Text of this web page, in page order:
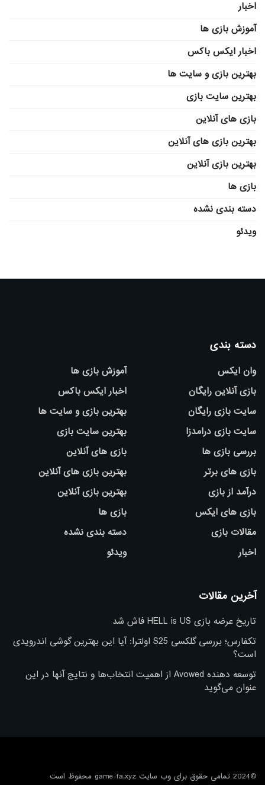
اخبار
آموزش بازی ها
اخبار ایکس باکس
بهترین بازی و سایت ها
بهترین سایت بازی
بازی های آنلاین
بهترین بازی های آنلاین
بهترین بازی آنلاین
بازی ها
دسته بندی نشده
ویدئو
دسته بندی
وان ایکس
بازی آنلاین رایگان
سایت بازی رایگان
سایت بازی درامدزا
بررسی بازی ها
بازی های برتر
درآمد از بازی
بازی های ایکس
مقالات بازی
اخبار
آموزش بازی ها
اخبار ایکس باکس
بهترین بازی و سایت ها
بهترین سایت بازی
بازی های آنلاین
بهترین بازی های آنلاین
بهترین بازی آنلاین
بازی ها
دسته بندی نشده
ویدئو
آخرین مقالات
تاریخ عرضه بازی HELL is US فاش شد
تکفارس؛ بررسی گلکسی S25 اولترا: آیا این بهترین گوشی اندرویدی
است؟
توسعه دهنده Avowed از اهمیت انتخاب‌ها و نتایج آنها در این
عنوان می‌گوید
©2024 تمامی حقوق برای وب سایت game-fa.xyz محفوظ است